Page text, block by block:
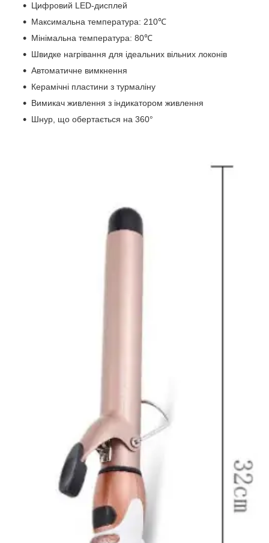
Цифровий LED-дисплей
Максимальна температура: 210℃
Мінімальна температура: 80℃
Швидке нагрівання для ідеальних вільних локонів
Автоматичне вимкнення
Керамічні пластини з турмаліну
Вимикач живлення з індикатором живлення
Шнур, що обертається на 360°